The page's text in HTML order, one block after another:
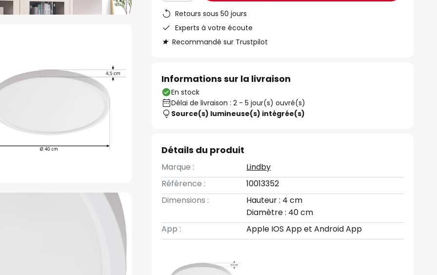
Retours sous 50 jours
Experts à votre écoute
Recommandé sur Trustpilot
Informations sur la livraison
En stock
Délai de livraison : 2 - 5 jour(s) ouvré(s)
Source(s) lumineuse(s) intégrée(s)
Détails du produit
Marque :
Lindby
Référence :
10013352
Dimensions :
Hauteur : 4 cm
Diamètre : 40 cm
App :
Apple IOS App et Android App